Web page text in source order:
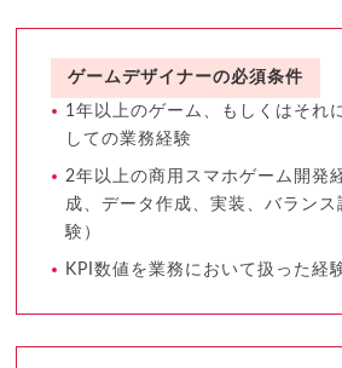
ゲームデザイナーの必須条件
1年以上のゲーム、もしくはそれ
しての業務経験
2年以上の商用スマホゲーム開発
成、データ作成、実装、バランス
験）
KPI数値を業務において扱った経